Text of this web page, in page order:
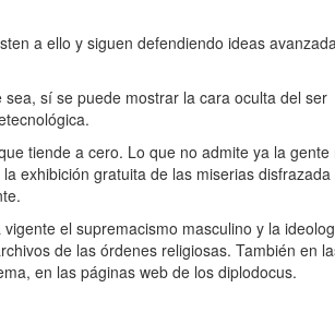
a ello y siguen defendiendo ideas
sí se puede mostrar la cara oculta del ser
tiende a cero. Lo que no admite ya la gente
exhibición gratuita de las miserias disfrazada
el supremacismo masculino y la
de las órdenes religiosas. También en
en las páginas web de los diplodocus.